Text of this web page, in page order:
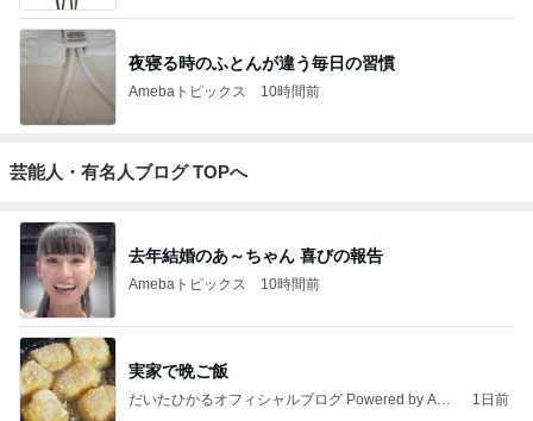
夜寝る時のふとんが違う毎日の習慣
Amebaトピックス 10時間前
芸能人・有名人ブログ TOPへ
去年結婚のあ～ちゃん 喜びの報告
Amebaトピックス 10時間前
実家で晩ご飯
だいたひかるオフィシャルブログ Powered by Ame
1日前